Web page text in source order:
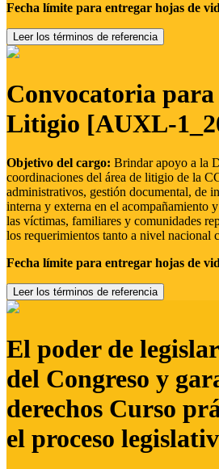
Fecha límite para entregar hojas de
Leer los términos de referencia
Convocatoria
Litigio [AUXL-
Objetivo del cargo: Brindar apoyo a la
coordinaciones del área de litigio de la
administrativos, gestión documental, de
interna y externa en el acompañamiento
las víctimas, familiares y comunidades
los requerimientos tanto a nivel nacional
Fecha límite para entregar hojas de
Leer los términos de referencia
El poder de
del Congreso y
derechos Curso
el proceso